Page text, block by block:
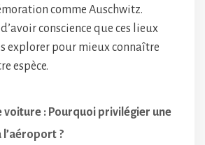
comme Auschwitz.
conscience que ces lieux
explorer pour mieux connaître
espèce.
voiture : Pourquoi privilégier une
l’aéroport ?